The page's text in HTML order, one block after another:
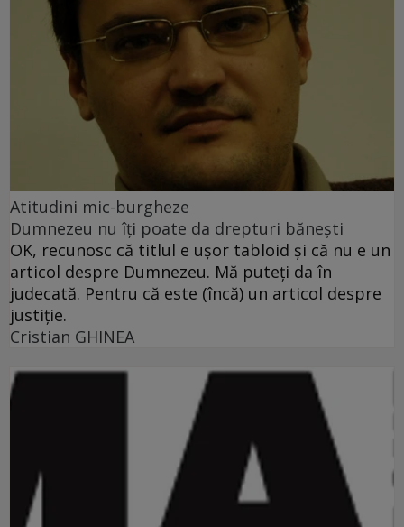
Atitudini mic-burgheze
Dumnezeu nu îţi poate da drepturi băneşti
OK, recunosc că titlul e uşor tabloid şi că nu e un
articol despre Dumnezeu. Mă puteţi da în
judecată. Pentru că este (încă) un articol despre
justiţie.
Cristian GHINEA